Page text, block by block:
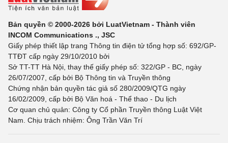
Bản quyền © 2000-2026 bởi LuatVietnam - Thành viên
INCOM Communications ., JSC
Giấy phép thiết lập trang Thông tin điện tử tổng hợp số: 692/GP-
TTĐT cấp ngày 29/10/2010 bởi
Sở TT-TT Hà Nội, thay thế giấy phép số: 322/GP - BC, ngày
26/07/2007, cấp bởi Bộ Thông tin và Truyền thông
Chứng nhận bản quyền tác giả số 280/2009/QTG ngày
16/02/2009, cấp bởi Bộ Văn hoá - Thể thao - Du lịch
Cơ quan chủ quản: Công ty Cổ phần Truyền thông Luật Việt
Nam. Chịu trách nhiệm: Ông Trần Văn Trí